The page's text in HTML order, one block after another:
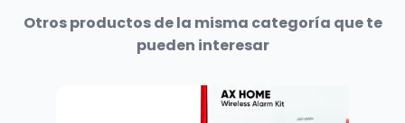
Otros productos de la misma categoría que te
pueden interesar